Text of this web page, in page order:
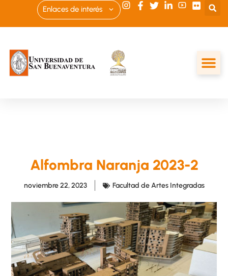
Enlaces de interés
Alfombra Naranja 2023-2
noviembre 22, 2023 Facultad de Artes Integradas